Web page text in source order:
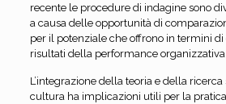
recente le procedure di indagine sono
a causa delle opportunità di
per il potenziale che offrono in termini
risultati della performance organizzativa
L’integrazione della teoria e della
cultura ha implicazioni utili per la